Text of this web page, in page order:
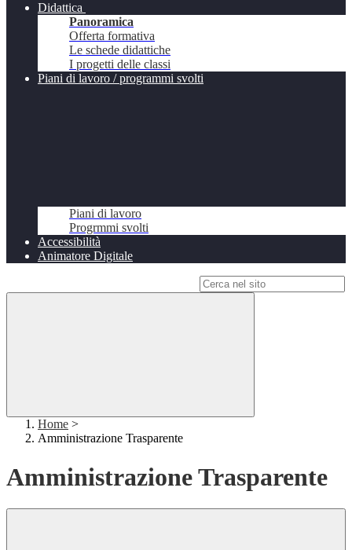
Didattica
Panoramica
Offerta formativa
Le schede didattiche
I progetti delle classi
Piani di lavoro / programmi svolti
Piani di lavoro
Progrmmi svolti
Accessibilità
Animatore Digitale
Home >
Amministrazione Trasparente
Amministrazione Trasparente